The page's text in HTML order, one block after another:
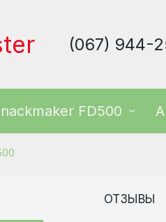
(067) 944-
FD500
ОТЗЫВЫ